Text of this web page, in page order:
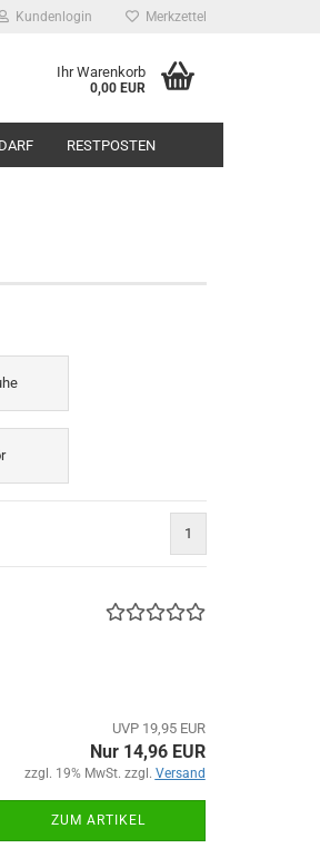
Kundenlogin Merkzettel
Ihr Warenkorb
0,00 EUR
RESTPOSTEN
1
UVP 19,95 EUR
Nur 14,96 EUR
zzgl. 19% MwSt. zzgl. Versand
ZUM ARTIKEL